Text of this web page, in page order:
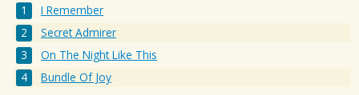
I Remember
Secret Admirer
On The Night Like This
Bundle Of Joy